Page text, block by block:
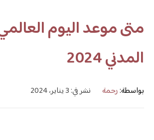
متى موعد اليوم
المدني 2024
بواسطة:رحمة نشر في: 3 يناير، 2024